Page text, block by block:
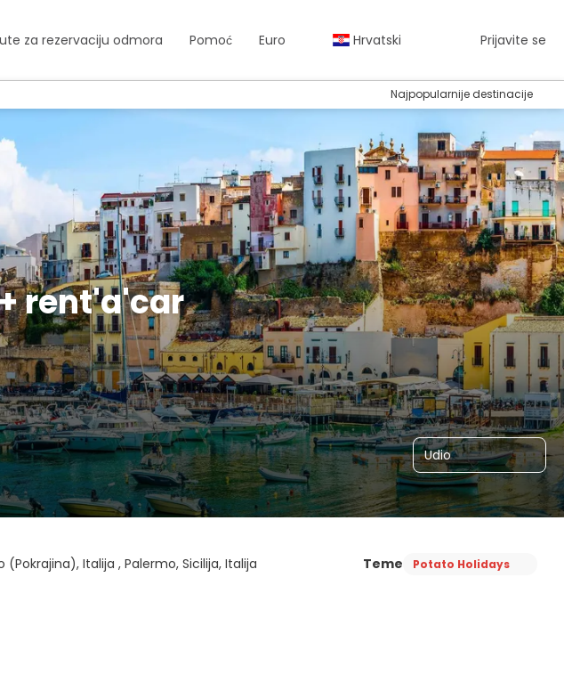
za rezervaciju odmora Pomoć Euro Hrvatski Prijavite se
Najpopularnije destinacije
rent'a'car
Udio
Italija , Palermo, Sicilija, Italija Teme Potato Holidays